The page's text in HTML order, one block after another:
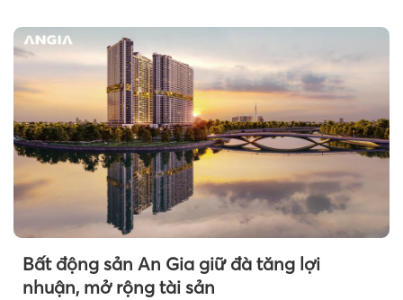
Bất động sản An Gia giữ đà tăng lợi
nhuận, mở rộng tài sản